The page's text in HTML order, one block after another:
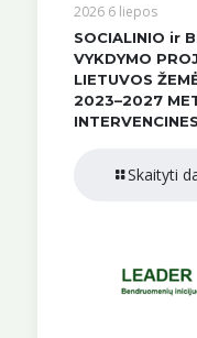
2026 6 liepos
SOCIALINIO ir
VYKDYMO
LIETUVOS
2023–2027
Skaityti